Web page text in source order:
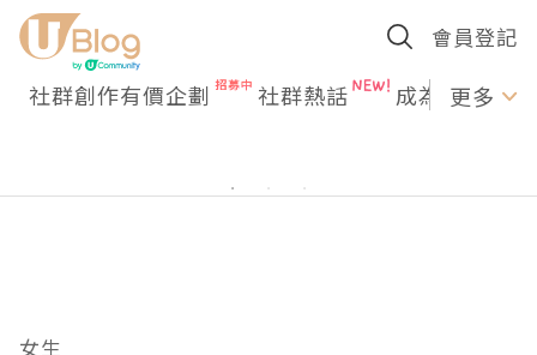
會員登記
社群創作有價企劃 社群熱話 成為U更多
女生